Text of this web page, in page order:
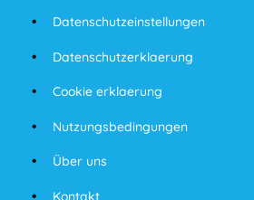
Datenschutzeinstellungen
Datenschutzerklaerung
Cookie erklaerung
Nutzungsbedingungen
Über uns
Kontakt